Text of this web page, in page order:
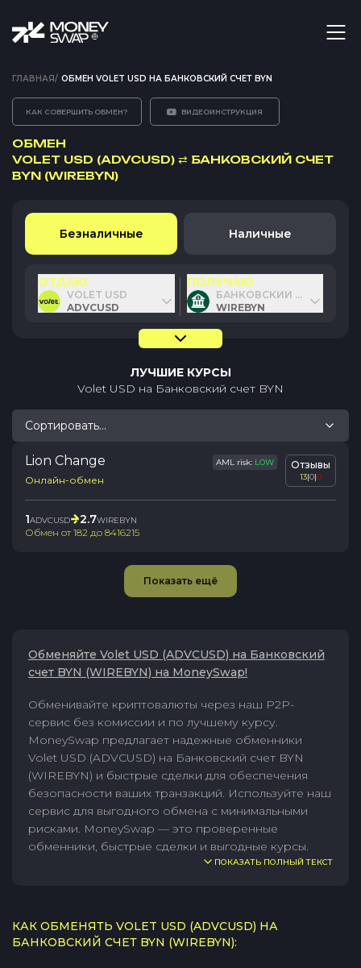
ГЛАВНАЯ/ ОБМЕН VOLET USD НА БАНКОВСКИЙ СЧЕТ BYN
КАК СОВЕРШИТЬ ОБМЕН? ВИДЕОИНСТРУКЦИЯ
ОБМЕН
VOLET USD (ADVCUSD) ⇄ БАНКОВСКИЙ СЧЕТ
BYN (WIREBYN)
Безналичные Наличные
ОТДАЮ
VOLET USD
ADVCUSD
ПОЛУЧАЮ
БАНКОВСКИЙ СЧЕТ BYN
WIREBYN
ЛУЧШИЕ КУРСЫ
Volet USD на Банковский счет BYN
Сортировать...
Lion Change AML risk: LOW
Онлайн-обмен
Отзывы
13|0|0
1ADVCUSD 2.7WIREBYN
Обмен от182 до 8416215
Показать ещё
Обменяйте Volet USD (ADVCUSD) на Банковский
счет BYN (WIREBYN) на MoneySwap!
Обменивайте криптовалюты через наш P2P-
сервис без комиссии и по лучшему курсу.
MoneySwap предлагает надежные обменники
Volet USD (ADVCUSD) на Банковский счет BYN
(WIREBYN) и быстрые сделки для обеспечения
безопасности ваших транзакций. Используйте наш
сервис для выгодного обмена с минимальными
рисками. MoneySwap — это проверенные
обменники, быстрые сделки и выгодные курсы.
ПОКАЗАТЬ ПОЛНЫЙ ТЕКСТ
КАК ОБМЕНЯТЬ VOLET USD (ADVCUSD) НА
БАНКОВСКИЙ СЧЕТ BYN (WIREBYN):